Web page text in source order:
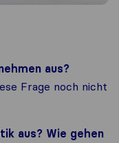
aus?
Frage noch nicht
aus? Wie gehen